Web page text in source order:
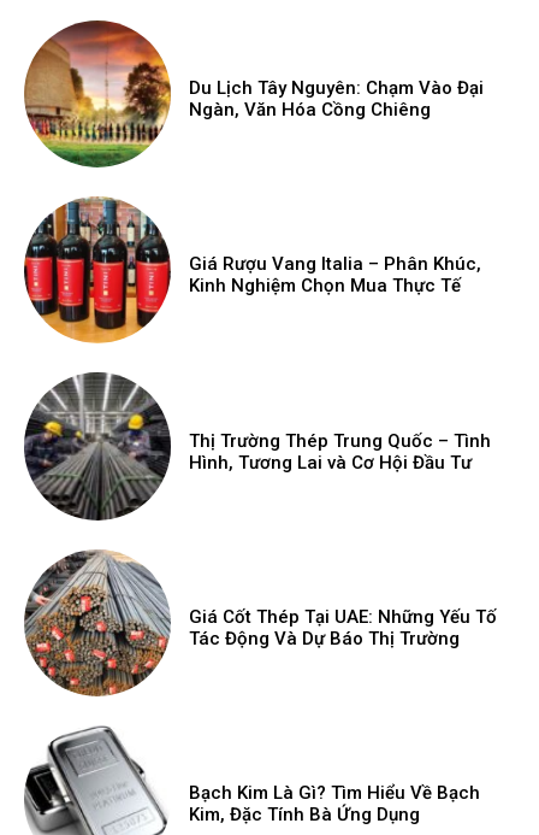
Du Lịch Tây Nguyên: Chạm Vào Đại
Ngàn, Văn Hóa Cồng Chiêng
Giá Rượu Vang Italia – Phân Khúc,
Kinh Nghiệm Chọn Mua Thực Tế
Thị Trường Thép Trung Quốc – Tình
Hình, Tương Lai và Cơ Hội Đầu Tư
Giá Cốt Thép Tại UAE: Những Yếu Tố
Tác Động Và Dự Báo Thị Trường
Bạch Kim Là Gì? Tìm Hiểu Về Bạch
Kim, Đặc Tính Bà Ứng Dụng